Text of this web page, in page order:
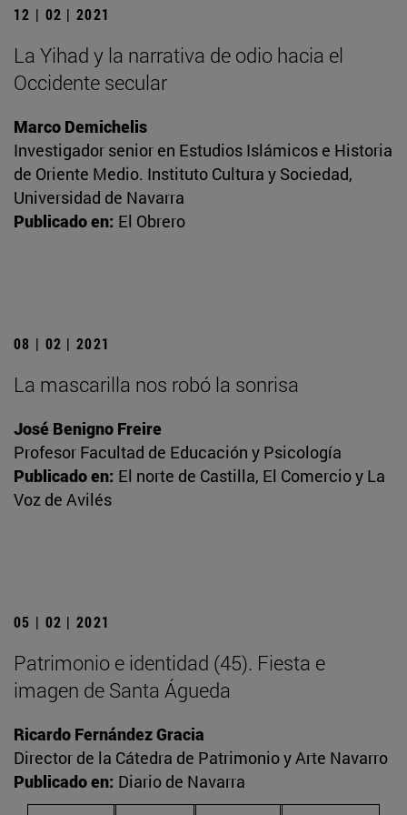
12 | 02 | 2021
La Yihad y la narrativa de odio hacia el
Occidente secular
Marco Demichelis
Investigador senior en Estudios Islámicos e Historia
de Oriente Medio. Instituto Cultura y Sociedad,
Universidad de Navarra
Publicado en: El Obrero
08 | 02 | 2021
La mascarilla nos robó la sonrisa
José Benigno Freire
Profesor Facultad de Educación y Psicología
Publicado en: El norte de Castilla, El Comercio y La
Voz de Avilés
05 | 02 | 2021
Patrimonio e identidad (45). Fiesta e
imagen de Santa Águeda
Ricardo Fernández Gracia
Director de la Cátedra de Patrimonio y Arte Navarro
Publicado en: Diario de Navarra